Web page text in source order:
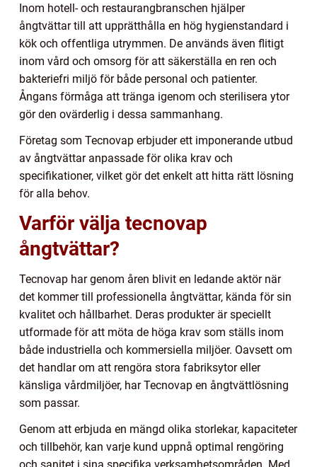
Inom hotell- och restaurangbranschen hjälper
ångtvättar till att upprätthålla en hög hygienstandard i
kök och offentliga utrymmen. De används även flitigt
inom vård och omsorg för att säkerställa en ren och
bakteriefri miljö för både personal och patienter.
Ångans förmåga att tränga igenom och sterilisera ytor
gör den ovärderlig i dessa sammanhang.
Företag som Tecnovap erbjuder ett imponerande utbud
av ångtvättar anpassade för olika krav och
specifikationer, vilket gör det enkelt att hitta rätt lösning
för alla behov.
Varför välja tecnovap
ångtvättar?
Tecnovap har genom åren blivit en ledande aktör när
det kommer till professionella ångtvättar, kända för sin
kvalitet och hållbarhet. Deras produkter är speciellt
utformade för att möta de höga krav som ställs inom
både industriella och kommersiella miljöer. Oavsett om
det handlar om att rengöra stora fabriksytor eller
känsliga vårdmiljöer, har Tecnovap en ångtvättlösning
som passar.
Genom att erbjuda en mängd olika storlekar, kapaciteter
och tillbehör, kan varje kund uppnå optimal rengöring